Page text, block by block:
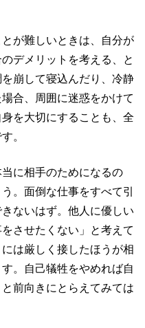
が難しいときは、自分が
デメリットを考える、と
崩して寝込んだり、冷静
合、周囲に迷惑をかけて
を大切にすることも、全
。
に相手のためになるの
。面倒な仕事をすべて引
ないはず。他人に優しい
させたくない」と考えて
は厳しく接したほうが相
。自己犠牲をやめれば自
前向きにとらえてみては